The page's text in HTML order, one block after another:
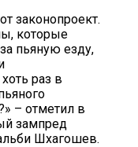
законопроект.
которые
пьяную езду,
раз в
– отметил в
зампред
Шхагошев.